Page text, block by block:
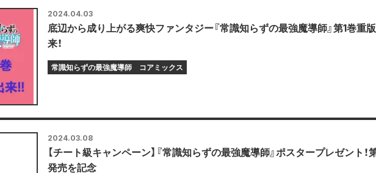
2024.04.03
底辺から成り上がる爽快ファンタジー『常識知らずの最強魔導師』第1巻重
来！
常識知らずの最強魔導師 コアミックス
2024.03.08
【チート級キャンペーン】『常識知らずの最強魔導師』ポスタープレゼント！
発売を記念